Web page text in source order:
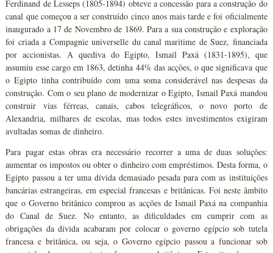
Ferdinand de Lesseps (1805-1894) obteve a concessão para a construção do
canal que começou a ser construído cinco anos mais tarde e foi oficialmente
inaugurado a 17 de Novembro de 1869. Para a sua construção e exploração
foi criada a Compagnie universelle du canal maritime de Suez, financiada
por accionistas. A quediva do Egipto, Ismail Paxá (1831-1895), que
assumiu esse cargo em 1863, detinha 44% das acções, o que significava que
o Egipto tinha contribuído com uma soma considerável nas despesas da
construção. Com o seu plano de modernizar o Egipto, Ismail Paxá mandou
construir vias férreas, canais, cabos telegráficos, o novo porto de
Alexandria, milhares de escolas, mas todos estes investimentos exigiram
avultadas somas de dinheiro.
Para pagar estas obras era necessário recorrer a uma de duas soluções:
aumentar os impostos ou obter o dinheiro com empréstimos. Desta forma, o
Egipto passou a ter uma dívida demasiado pesada para com as instituições
bancárias estrangeiras, em especial francesas e britânicas. Foi neste âmbito
que o Governo britânico comprou as acções de Ismail Paxá na companhia
do Canal de Suez. No entanto, as dificuldades em cumprir com as
obrigações da dívida acabaram por colocar o governo egípcio sob tutela
francesa e britânica, ou seja, o Governo egípcio passou a funcionar sob